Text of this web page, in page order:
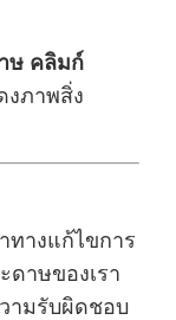
ษ คลิมก์
งภาพสิ่ง
ทางแก้ไขการ
ดาษของเรา
ามรับผิดชอบ